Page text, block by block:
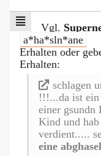
Vgl.
a*ha*sln*ane
Erhalten oder
Erhalten:
schlagen
!!!...da ist ein
einer gsundn
Kind und hab
verdient.....
eine